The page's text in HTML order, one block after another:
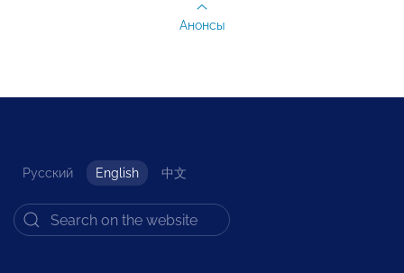
Анонсы
Русский English 中文